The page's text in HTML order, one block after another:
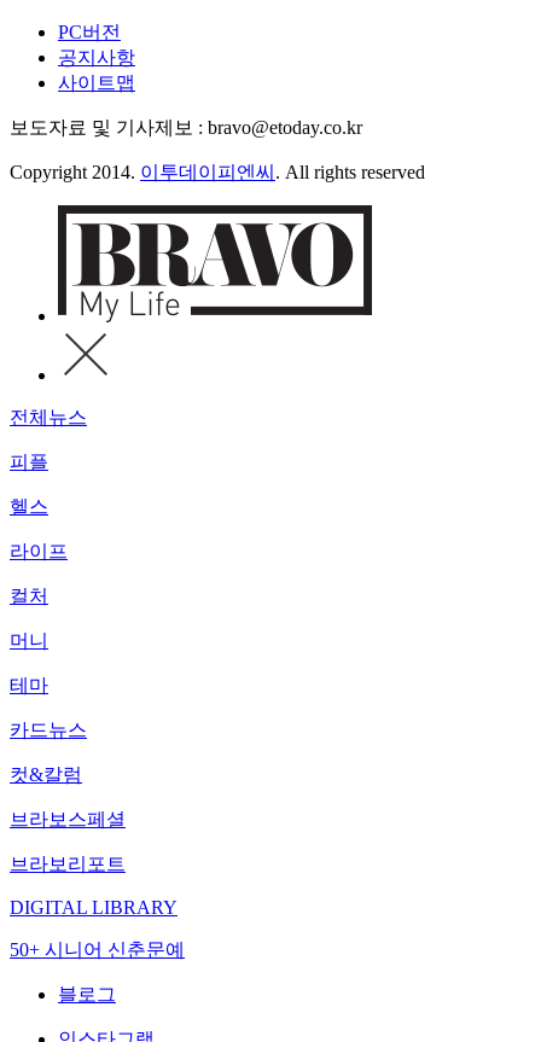
PC버전
공지사항
사이트맵
보도자료 및 기사제보 : bravo@etoday.co.kr
Copyright 2014. 이투데이피엔씨 . All rights reserved
전체뉴스
피플
헬스
라이프
컬처
머니
테마
카드뉴스
컷&칼럼
브라보스페셜
브라보리포트
DIGITAL LIBRARY
50+ 시니어 신춘문예
블로그